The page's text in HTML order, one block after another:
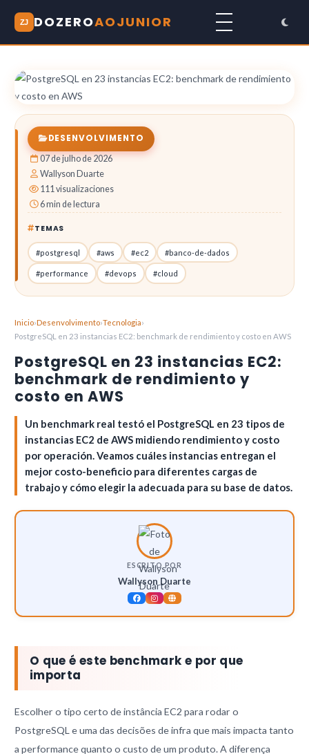
ZJ DOZEROAOJUNIOR
DESENVOLVIMENTO
07 de julho de 2026
Wallyson Duarte
111 visualizaciones
6 min de lectura
TEMAS
#postgresql #aws #ec2 #banco-de-dados
#performance #devops #cloud
Inicio›Desenvolvimento›Tecnologia›
PostgreSQL en 23 instancias EC2: benchmark de rendimiento y costo en AWS
PostgreSQL en 23 instancias EC2:
benchmark de rendimiento y
costo en AWS
Un benchmark real testó el PostgreSQL en 23 tipos de
instancias EC2 de AWS midiendo rendimiento y costo
por operación. Veamos cuáles instancias entregan el
mejor costo-beneficio para diferentes cargas de
trabajo y cómo elegir la adecuada para su base de datos.
ESCRITO POR
Wallyson Duarte
O que é este benchmark e por que
importa
Escolher o tipo certo de instância EC2 para rodar o
PostgreSQL e uma das decisões de infra que mais impacta tanto
a performance quanto o custo de um produto. A diferença